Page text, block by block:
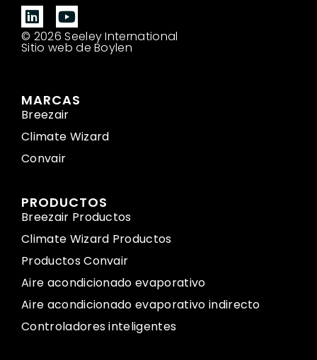
© 2026 Seeley International
Sitio web de Boylen
MARCAS
Breezair
Climate Wizard
Convair
PRODUCTOS
Breezair Productos
Climate Wizard Productos
Productos Convair
Aire acondicionado evaporativo
Aire acondicionado evaporativo indirecto
Controladores inteligentes